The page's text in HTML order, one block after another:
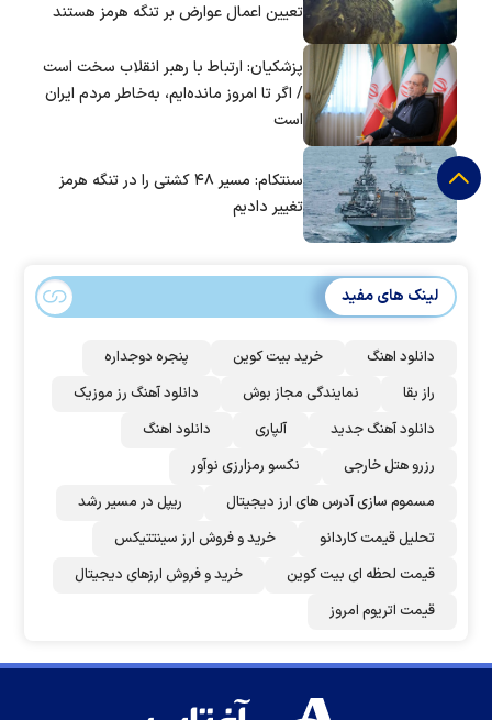
تعیین اعمال عوارض بر تنگه هرمز هستند
پزشکیان: ارتباط با رهبر انقلاب سخت است
/ اگر تا امروز مانده‌ایم، به‌خاطر مردم ایران
است
سنتکام: مسیر ۴۸ کشتی را در تنگه هرمز
تغییر دادیم
لینک های مفید
دانلود اهنگ خرید بیت کوین
پنجره دوجداره
راز بقا
نمایندگی مجاز بوش
دانلود آهنگ رز‌ موزیک
دانلود آهنگ جدید
آلپاری
دانلود اهنگ
رزرو هتل خارجی
نکسو رمزارزی نوآور
مسموم سازی آدرس های ارز دیجیتال
ریپل در مسیر رشد
تحلیل قیمت کاردانو
خرید و فروش ارز سینتتیکس
قیمت لحظه ای بیت کوین
خرید و فروش ارزهای دیجیتال
قیمت اتریوم امروز